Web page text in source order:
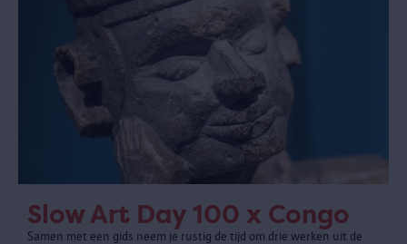
Slow Art Day 100 x Congo
Samen met een gids neem je rustig de tijd om drie werken uit de